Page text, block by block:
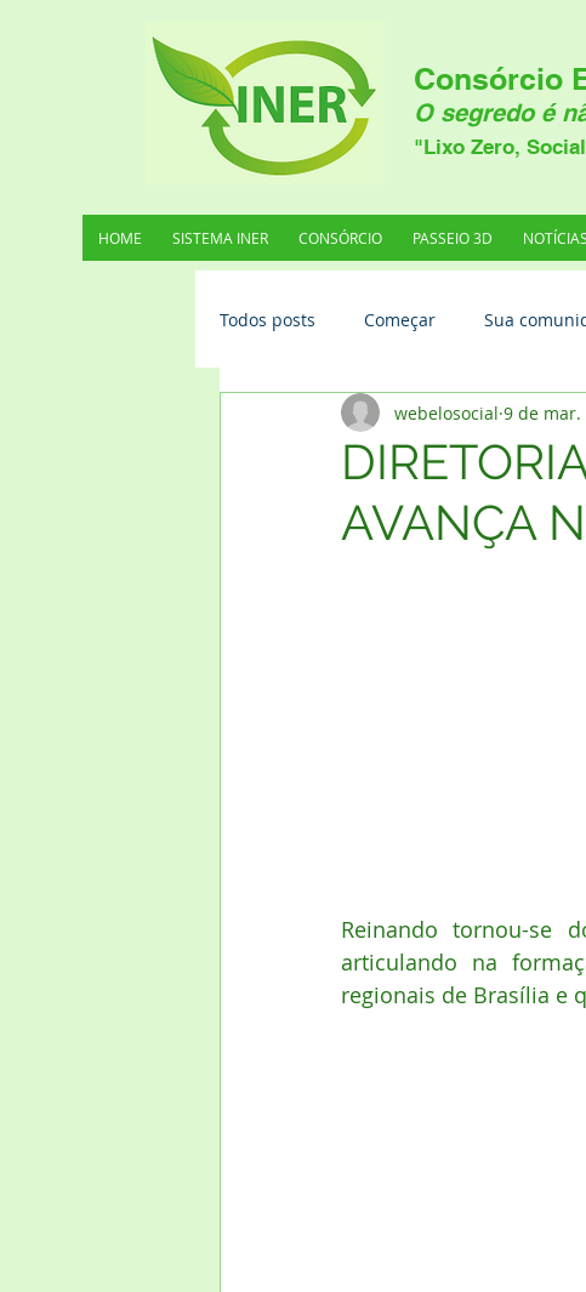
Consórcio
O segredo é
"Lixo Zero,
HOME SISTEMA INER CONSÓRCIO PASSEIO 3D NOTÍCIAS
Todos posts Começar Sua
AVANÇA
webelosocial 9 de mar.
Reinando tornou-se
articulando na
regionais de Brasília e